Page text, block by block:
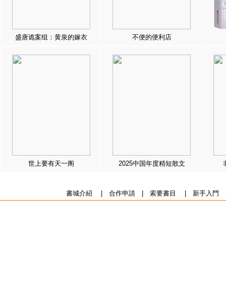
盛唐诡案组：黄泉的嫁衣 不便的便利店
世上要有天一阁 2025中国年度精短散文
書城介紹 合作申請| 索要書目 新手入門